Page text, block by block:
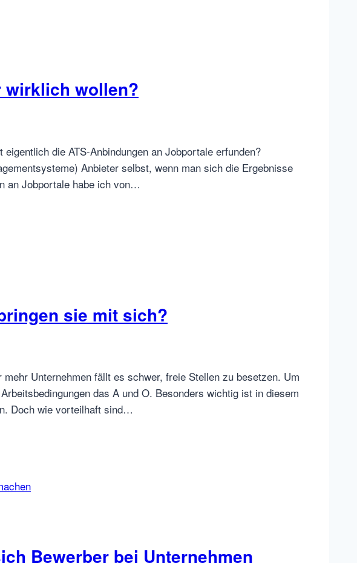
wirklich wollen?
die ATS-Anbindungen an Jobportale erfunden?
Anbieter selbst, wenn man sich die Ergebnisse
an Jobportale habe ich von…
sie mit sich?
Unternehmen fällt es schwer, freie Stellen zu besetzen. Um
das A und O. Besonders wichtig ist in diesem
Doch wie vorteilhaft sind…
Bewerber bei Unternehmen